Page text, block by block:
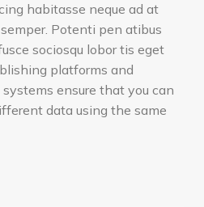
habitasse neque ad at
Potenti pen atibus
sociosqu lobor tis eget
platforms and
ensure that you can
data using the same